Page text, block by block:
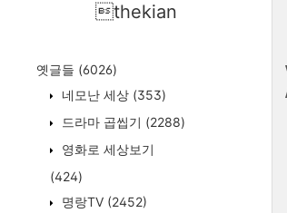
thekian
옛글들 (6026)
네모난 세상 (353)
드라마 곱씹기 (2288)
영화로 세상보기
(424)
명랑TV (2452)